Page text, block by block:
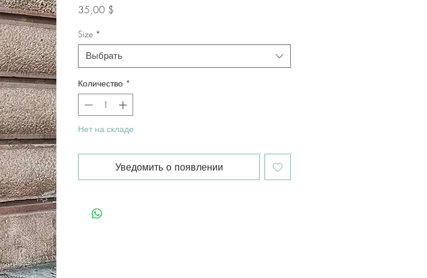
35,00 $
Size *
Выбрать
Количество *
Нет на складе
Уведомить о появлении